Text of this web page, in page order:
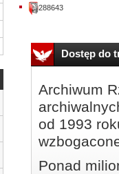
288643
Dostęp do
Archiwum
od 1993
Ponad